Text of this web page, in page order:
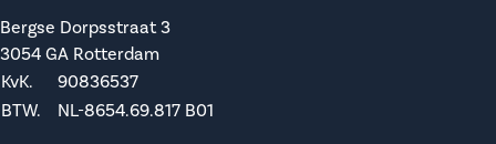
Bergse Dorpsstraat 3
3054 GA Rotterdam
KvK.
90836537
BTW.
NL-8654.69.817 B01